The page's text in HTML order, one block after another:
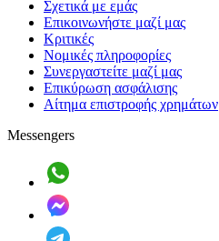
Σχετικά με εμάς
Επικοινωνήστε μαζί μας
Κριτικές
Νομικές πληροφορίες
Συνεργαστείτε μαζί μας
Επικύρωση ασφάλισης
Αίτημα επιστροφής χρημάτων
Messengers